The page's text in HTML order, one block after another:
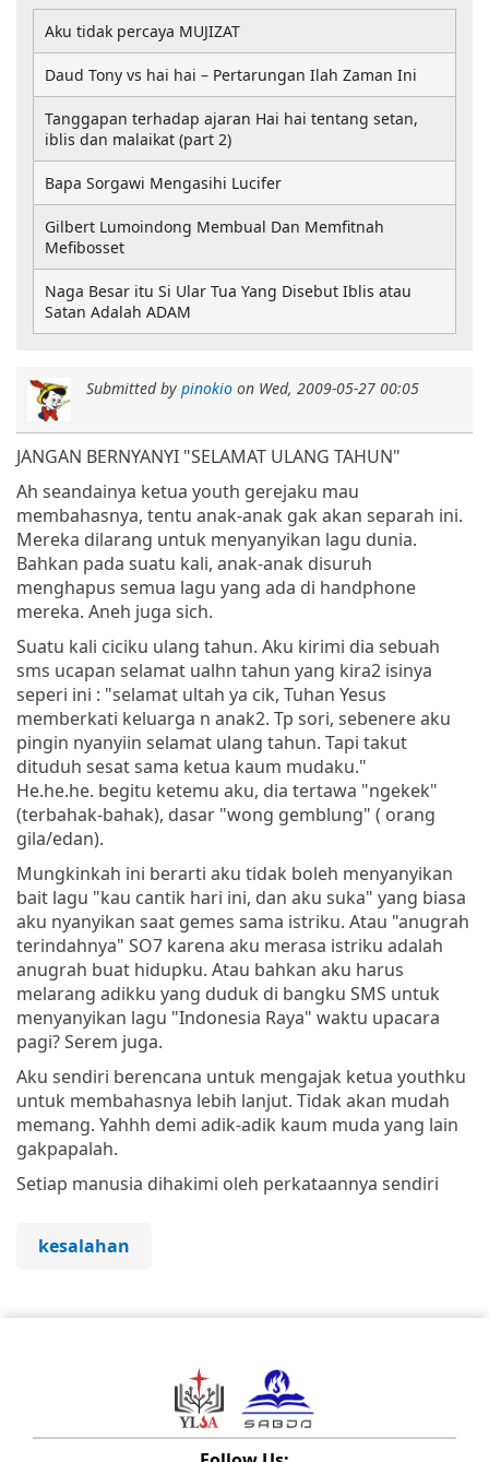
Submitted by pinokio on Wed, 2009-05-27 00:05
JANGAN BERNYANYI "SELAMAT ULANG TAHUN"
Ah seandainya ketua youth gerejaku mau
membahasnya, tentu anak-anak gak akan separah ini.
Mereka dilarang untuk menyanyikan lagu dunia.
Bahkan pada suatu kali, anak-anak disuruh
menghapus semua lagu yang ada di handphone
mereka. Aneh juga sich.
Suatu kali ciciku ulang tahun. Aku kirimi dia sebuah
sms ucapan selamat ualhn tahun yang kira2 isinya
seperi ini : "selamat ultah ya cik, Tuhan Yesus
memberkati keluarga n anak2. Tp sori, sebenere aku
pingin nyanyiin selamat ulang tahun. Tapi takut
dituduh sesat sama ketua kaum mudaku."
He.he.he. begitu ketemu aku, dia tertawa "ngekek"
(terbahak-bahak), dasar "wong gemblung" ( orang
gila/edan).
Mungkinkah ini berarti aku tidak boleh menyanyikan
bait lagu "kau cantik hari ini, dan aku suka" yang biasa
aku nyanyikan saat gemes sama istriku. Atau "anugrah
terindahnya" SO7 karena aku merasa istriku adalah
anugrah buat hidupku. Atau bahkan aku harus
melarang adikku yang duduk di bangku SMS untuk
menyanyikan lagu "Indonesia Raya" waktu upacara
pagi? Serem juga.
Aku sendiri berencana untuk mengajak ketua youthku
untuk membahasnya lebih lanjut. Tidak akan mudah
memang. Yahhh demi adik-adik kaum muda yang lain
gakpapalah.
Setiap manusia dihakimi oleh perkataannya sendiri
kesalahan
Aku tidak percaya MUJIZAT
Daud Tony vs hai hai – Pertarungan Ilah Zaman Ini
Tanggapan terhadap ajaran Hai hai tentang setan,
iblis dan malaikat (part 2)
Bapa Sorgawi Mengasihi Lucifer
Gilbert Lumoindong Membual Dan Memfitnah
Mefibosset
Naga Besar itu Si Ular Tua Yang Disebut Iblis atau
Satan Adalah ADAM